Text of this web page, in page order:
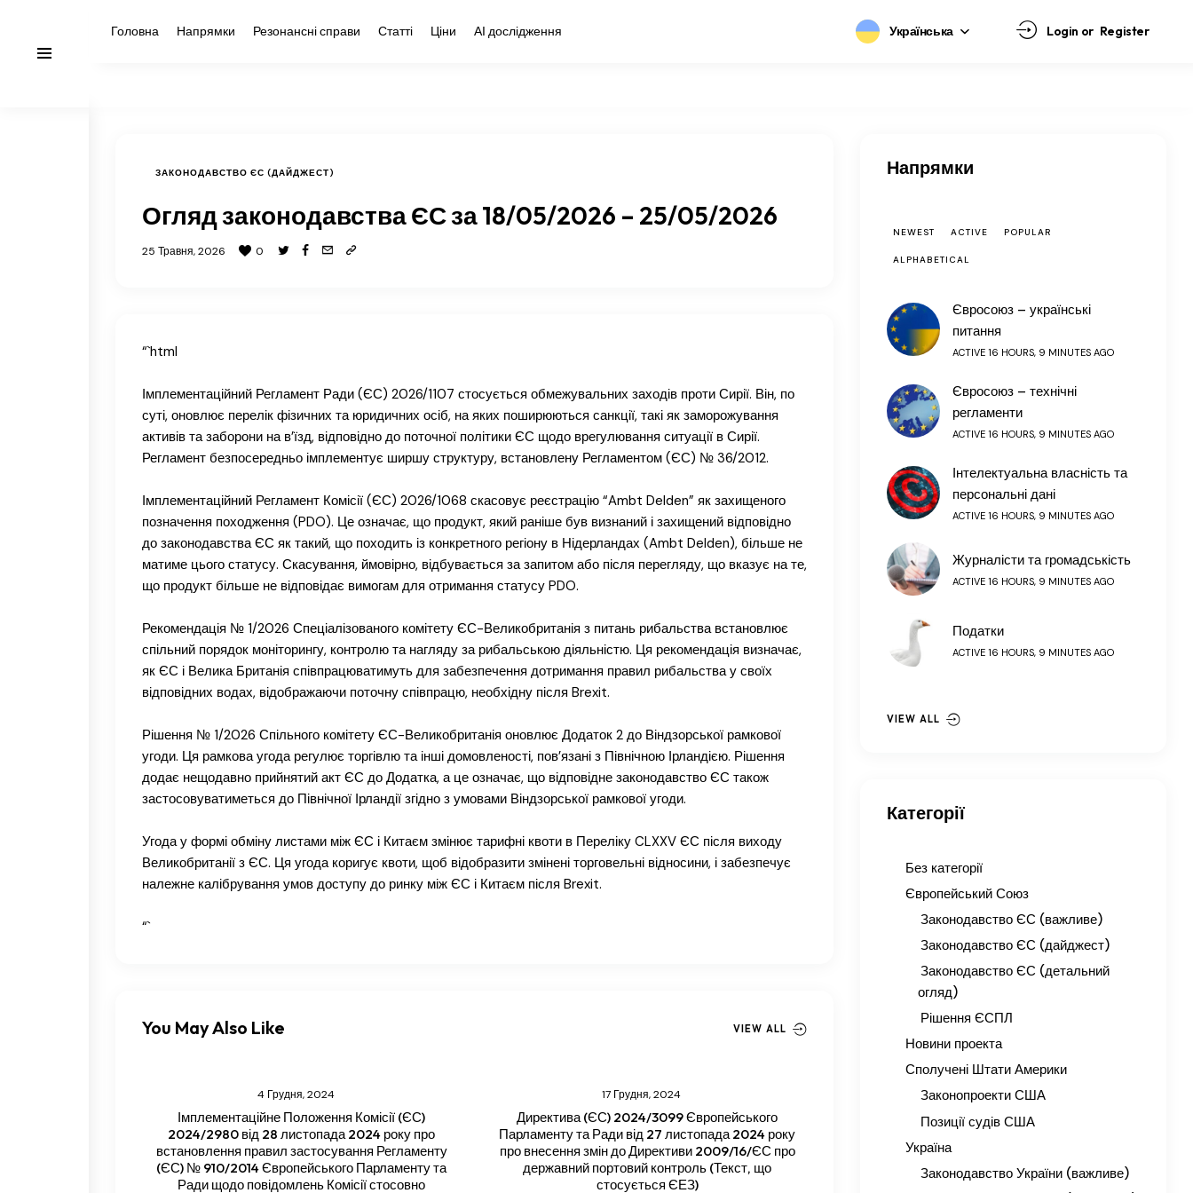
Головна Напрямки Резонансні справи Статті Ціни АІ дослідження Українська Login or Register
ЗАКОНОДАВСТВО ЄС (ДАЙДЖЕСТ)
Огляд законодавства ЄС за 18/05/2026 – 25/05/2026
25 Травня, 2026 0
“`html
Імплементаційний Регламент Ради (ЄС) 2026/1107 стосується обмежувальних заходів проти Сирії. Він, по
суті, оновлює перелік фізичних та юридичних осіб, на яких поширюються санкції, такі як заморожування
активів та заборони на в’їзд, відповідно до поточної політики ЄС щодо врегулювання ситуації в Сирії.
Регламент безпосередньо імплементує ширшу структуру, встановлену Регламентом (ЄС) № 36/2012.
Імплементаційний Регламент Комісії (ЄС) 2026/1068 скасовує реєстрацію “Ambt Delden” як захищеного
позначення походження (PDO). Це означає, що продукт, який раніше був визнаний і захищений відповідно
до законодавства ЄС як такий, що походить із конкретного регіону в Нідерландах (Ambt Delden), більше не
матиме цього статусу. Скасування, ймовірно, відбувається за запитом або після перегляду, що вказує на те,
що продукт більше не відповідає вимогам для отримання статусу PDO.
Рекомендація № 1/2026 Спеціалізованого комітету ЄС-Великобританія з питань рибальства встановлює
спільний порядок моніторингу, контролю та нагляду за рибальською діяльністю. Ця рекомендація визначає,
як ЄС і Велика Британія співпрацюватимуть для забезпечення дотримання правил рибальства у своїх
відповідних водах, відображаючи поточну співпрацю, необхідну після Brexit.
Рішення № 1/2026 Спільного комітету ЄС-Великобританія оновлює Додаток 2 до Віндзорської рамкової
угоди. Ця рамкова угода регулює торгівлю та інші домовленості, пов’язані з Північною Ірландією. Рішення
додає нещодавно прийнятий акт ЄС до Додатка, а це означає, що відповідне законодавство ЄС також
застосовуватиметься до Північної Ірландії згідно з умовами Віндзорської рамкової угоди.
Угода у формі обміну листами між ЄС і Китаєм змінює тарифні квоти в Переліку CLXXV ЄС після виходу
Великобританії з ЄС. Ця угода коригує квоти, щоб відобразити змінені торговельні відносини, і забезпечує
належне калібрування умов доступу до ринку між ЄС і Китаєм після Brexit.
“`
You May Also Like VIEW ALL
4 Грудня, 2024
Імплементаційне Положення Комісії (ЄС)
2024/2980 від 28 листопада 2024 року про
встановлення правил застосування Регламенту
(ЄС) № 910/2014 Європейського Парламенту та
Ради щодо повідомлень Комісії стосовно
17 Грудня, 2024
Директива (ЄС) 2024/3099 Європейського
Парламенту та Ради від 27 листопада 2024 року
про внесення змін до Директиви 2009/16/ЄС про
державний портовий контроль (Текст, що
стосується ЄЕЗ)
Напрямки
NEWEST ACTIVE POPULAR
ALPHABETICAL
Євросоюз – українські
питання
ACTIVE 16 HOURS, 9 MINUTES AGO
Євросоюз – технічні
регламенти
ACTIVE 16 HOURS, 9 MINUTES AGO
Інтелектуальна власність та
персональні дані
ACTIVE 16 HOURS, 9 MINUTES AGO
Журналісти та громадськість
ACTIVE 16 HOURS, 9 MINUTES AGO
Податки
ACTIVE 16 HOURS, 9 MINUTES AGO
VIEW ALL
Категорії
Без категорії
Європейський Союз
Законодавство ЄС (важливе)
Законодавство ЄС (дайджест)
Законодавство ЄС (детальний
огляд)
Рішення ЄСПЛ
Новини проекта
Сполучені Штати Америки
Законопроекти США
Позиції судів США
Україна
Законодавство України (важливе)